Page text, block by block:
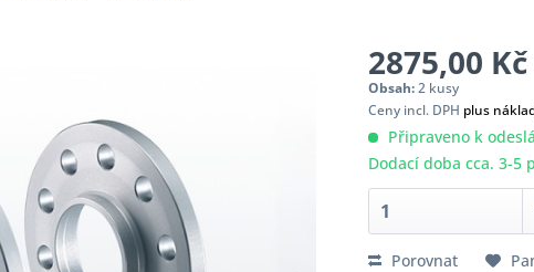
2875,00
Obsah:2 kusy
Ceny incl. DPH plus
Připraveno k
Dodací doba cca. 3-5
Porovnat